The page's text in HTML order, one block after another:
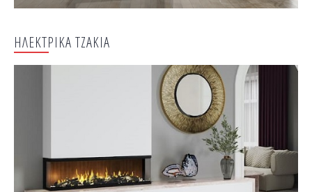
ΗΛΕΚΤΡΙΚΑ ΤΖΑΚΙΑ